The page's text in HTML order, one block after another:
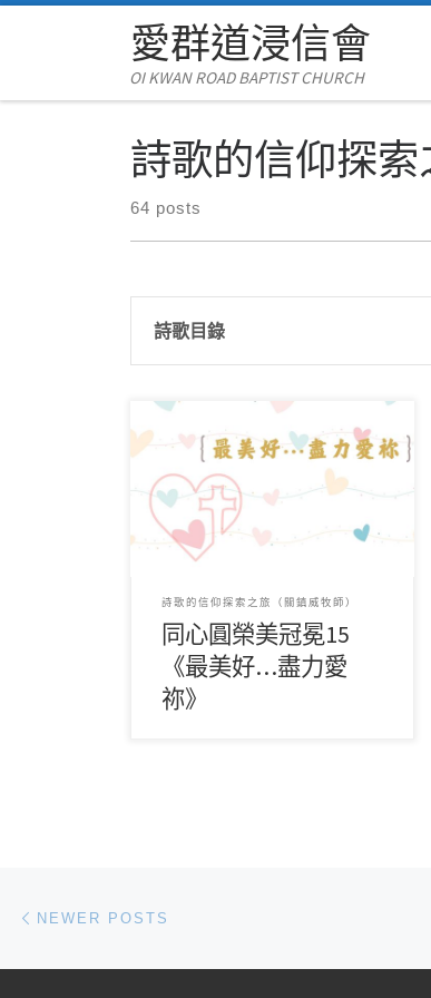
Skip to content愛群道浸信會
OI KWAN ROAD BAPTIST CHURCH
詩歌的信仰探索
64 posts
詩歌目錄
《最美好…盡力愛祢》 同心圓榮美
冠冕15 曲、詞：霍志鵬 編曲：石
頌詩 最美好曾遇上 是 […]
詩歌的信仰探索之旅（關鎮威牧師）
同心圓榮美冠冕15
《最美好…盡力愛
祢》
Posts navigation
NEWER POSTS